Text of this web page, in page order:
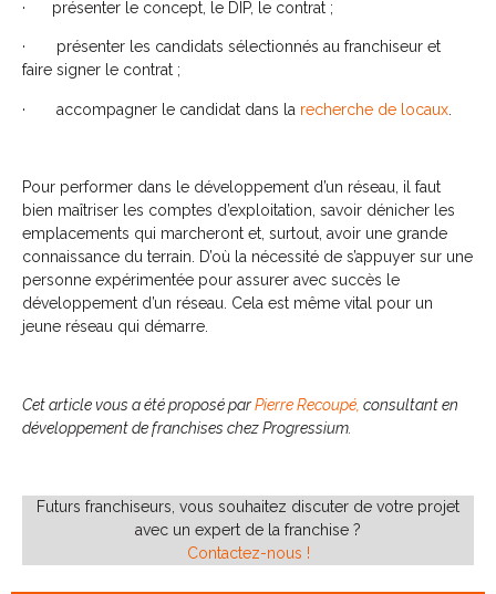
· présenter le concept, le DIP, le contrat ;
· présenter les candidats sélectionnés au franchiseur et
faire signer le contrat ;
· accompagner le candidat dans la recherche de locaux
Pour performer dans le développement d’un réseau, il faut
bien maîtriser les comptes d’exploitation, savoir dénicher les
emplacements qui marcheront et, surtout, avoir une grande
connaissance du terrain. D’où la nécessité de s’appuyer sur une
personne expérimentée pour assurer avec succès le
développement d’un réseau. Cela est même vital pour un
jeune réseau qui démarre.
Cet article vous a été proposé parPierre Recoupé, consultant en
développement de franchises chez Progressium.
Futurs franchiseurs, vous souhaitez discuter de votre projet
avec un expert de la franchise ?
Contactez-nous !